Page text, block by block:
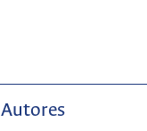
Autores